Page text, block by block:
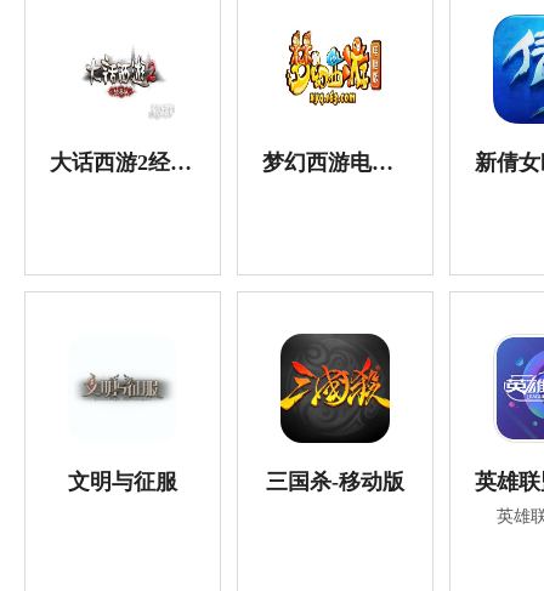
大话西游2经典版 梦幻西游电脑版
文明与征服 三国杀-移动版
英雄